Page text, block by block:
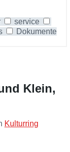
service
Dokumente
Klein,
Kulturring